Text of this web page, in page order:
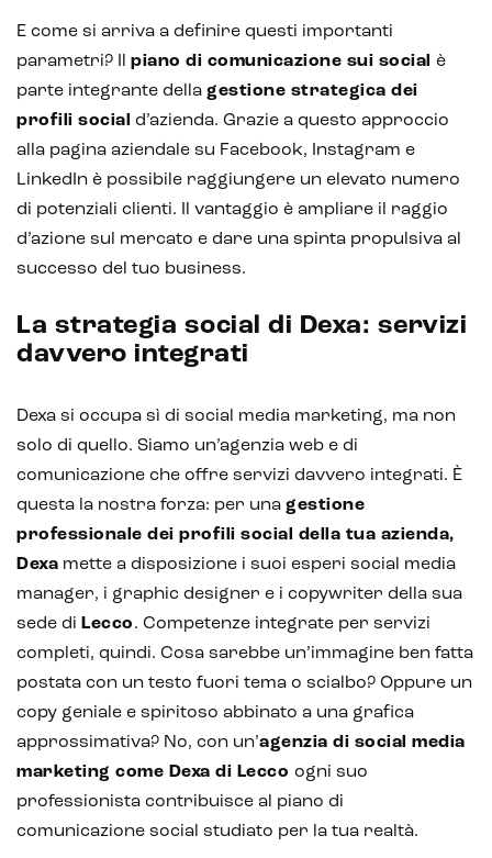
E come si arriva a definire questi importanti
parametri? Il piano di comunicazione sui social è
parte integrante della gestione strategica dei
profili social d’azienda. Grazie a questo approccio
alla pagina aziendale su Facebook, Instagram e
LinkedIn è possibile raggiungere un elevato numero
di potenziali clienti. Il vantaggio è ampliare il raggio
d’azione sul mercato e dare una spinta propulsiva al
successo del tuo business.
La strategia social di Dexa: servizi
davvero integrati
Dexa si occupa sì di social media marketing, ma non
solo di quello. Siamo un’agenzia web e di
comunicazione che offre servizi davvero integrati. È
questa la nostra forza: per una gestione
professionale dei profili social della tua azienda,
Dexa mette a disposizione i suoi esperi social media
manager, i graphic designer e i copywriter della sua
sede di Lecco. Competenze integrate per servizi
completi, quindi. Cosa sarebbe un’immagine ben fatta
postata con un testo fuori tema o scialbo? Oppure un
copy geniale e spiritoso abbinato a una grafica
approssimativa? No, con un’agenzia di social media
marketing come Dexa di Lecco ogni suo
professionista contribuisce al piano di
comunicazione social studiato per la tua realtà.